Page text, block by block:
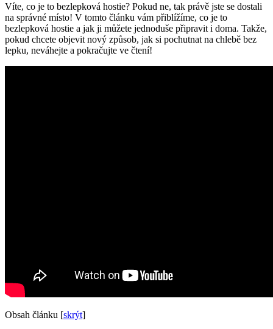
Víte, co je to bezlepková hostie? Pokud ne, tak právě jste se dostali
na správné místo! V tomto článku vám přiblížíme, co je to
bezlepková hostie a jak ji můžete jednoduše připravit i doma. Takže,
pokud chcete objevit nový způsob, jak si pochutnat na chlebě bez
lepku, neváhejte a pokračujte ve čtení!
Obsah článku [skrýt]